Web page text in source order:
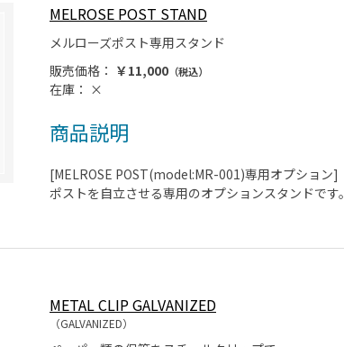
MELROSE POST STAND
メルローズポスト専用スタンド
販売価格： ￥11,000 （税込）
在庫： ×
商品説明
[MELROSE POST(model:MR-001)専用オプション]
ポストを自立させる専用のオプションスタンドです。
METAL CLIP GALVANIZED
（GALVANIZED）